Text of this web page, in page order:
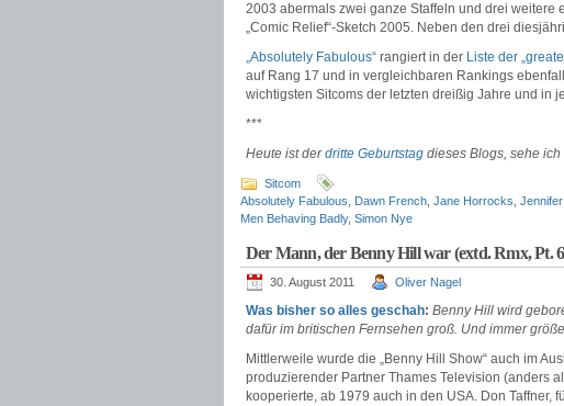
2003 abermals zwei ganze Staffeln und drei
„Comic Relief“-Sketch 2005. Neben den drei
„Absolutely Fabulous“ rangiert in der Liste der
auf Rang 17 und in vergleichbaren Rankings
wichtigsten Sitcoms der letzten dreißig Jahre und in
***
Heute ist derdritte Geburtstag dieses Blogs, sehe
Sitcom
Absolutely Fabulous
Dawn French Jane Horrocks
Men Behaving Badly, Simon Nye
Der Mann, der Benny Hill war (extd. Rmx, Pt.
30. August 2011 Oliver Nagel
Was bisher so alles geschah: Benny Hill wird
dafür im britischen Fernsehen groß. Und immer
Mittlerweile wurde die „Benny Hill Show“ auch im
produzierender Partner Thames Television (anders
kooperierte, ab 1979 auch in den USA. Don Taffner,